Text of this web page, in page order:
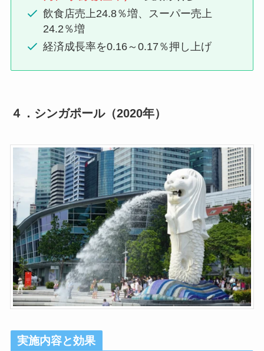
飲食店売上24.8％増、スーパー売上
24.2％増
経済成長率を0.16～0.17％押し上げ
４． シンガポール（2020年）
実施内容と効果